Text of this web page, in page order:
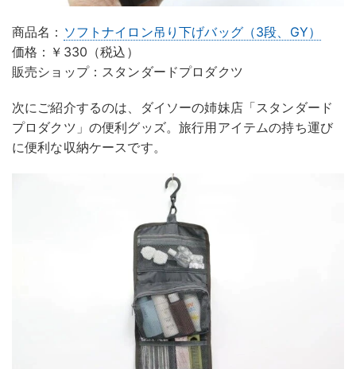
商品名： ソフトナイロン吊り下げバッグ（3段、GY）
価格：￥330（税込）
販売ショップ：スタンダードプロダクツ
次にご紹介するのは、ダイソーの姉妹店「スタンダード
プロダクツ」の便利グッズ。旅行用アイテムの持ち運び
に便利な収納ケースです。